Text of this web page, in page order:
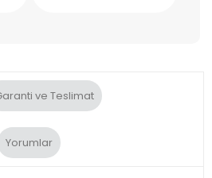
ve Teslimat
Yorumlar